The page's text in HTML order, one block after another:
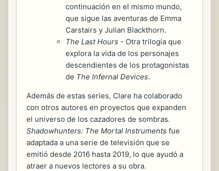
continuación en el mismo mundo,
que sigue las aventuras de Emma
Carstairs y Julian Blackthorn.
The Last Hours - Otra trilogía que
explora la vida de los personajes
descendientes de los protagonistas
de The Infernal Devices.
Además de estas series, Clare ha colaborado
con otros autores en proyectos que expanden
el universo de los cazadores de sombras.
Shadowhunters: The Mortal Instruments fue
adaptada a una serie de televisión que se
emitió desde 2016 hasta 2019, lo que ayudó a
atraer a nuevos lectores a su obra.